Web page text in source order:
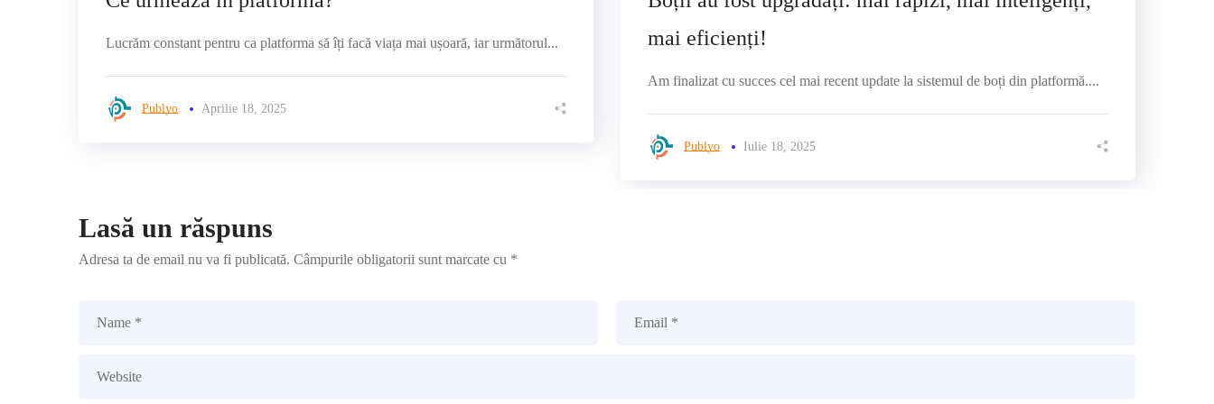
Lucrăm constant pentru ca platforma să îți facă viața mai ușoară, iar următorul...
Publyo Aprilie 18, 2025
mai eficienți!
Am finalizat cu succes cel mai recent update la sistemul de boți din platformă....
Publyo Iulie 18, 2025
Lasă un răspuns
Adresa ta de email nu va fi publicată. Câmpurile obligatorii sunt marcate cu *